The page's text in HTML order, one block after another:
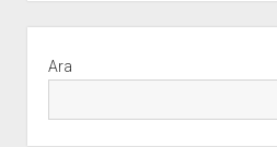
Menü
Ara